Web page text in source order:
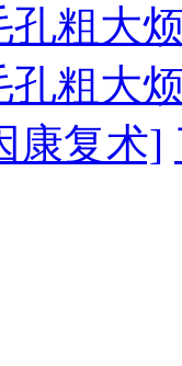
孔粗大
孔粗大
康复术]